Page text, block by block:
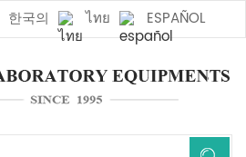
한국의 ไทย ESPAÑOL